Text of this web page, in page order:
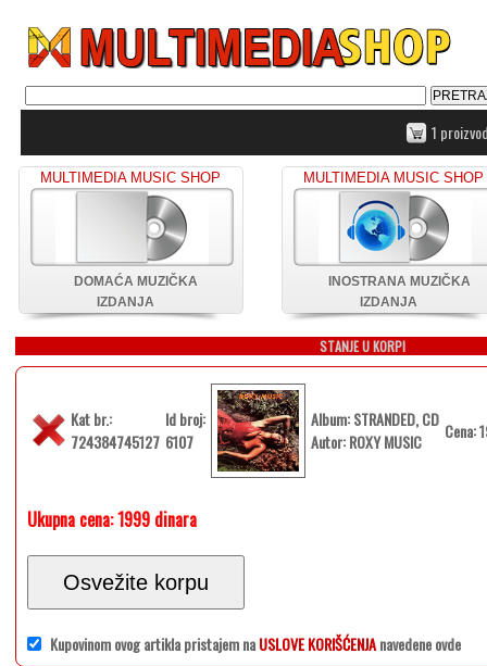
1
MULTIMEDIA MUSIC SHOP
DOMAĆA MUZIČKA
IZDANJA
MULTIMEDIA MUSIC SHOP
INOSTRANA MUZIČKA
IZDANJA
STANJE U KORPI
Kat br.:
724384745127
Id broj:
6107
Album: STRANDED, CD
Autor: ROXY MUSIC
Cena:
Ukupna cena:1999 dinara
Osvežite korpu
Kupovinom ovog artikla pristajem naUSLOVE KORIŠĆENJAnavedene ovde